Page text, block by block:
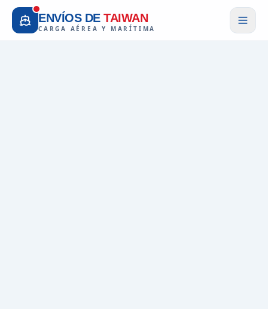
ENVÍOS DE TAIWAN
CARGA AÉREA Y MARÍTIMA